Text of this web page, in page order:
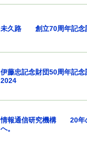
未久路 創立70周年記
伊藤忠記念財団50周年
2024
情報通信研究機構 20年
へ。